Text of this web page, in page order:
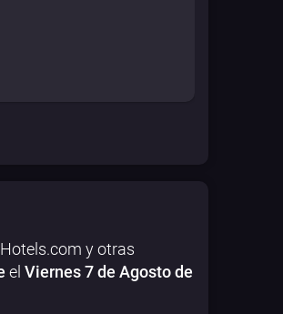
y otras
el Viernes 7 de Agosto de